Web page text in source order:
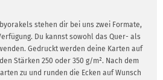
stehen dir bei uns zwei Formate,
Du kannst sowohl das Quer- als
Gedruckt werden deine Karten auf
Stärken 250 oder 350 g/m². Nach dem
zu und runden die Ecken auf Wunsch